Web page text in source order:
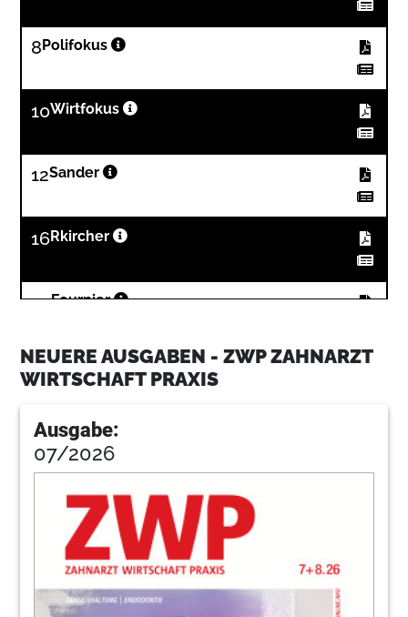
8 Polifokus
10Wirtfokus
12Sander
16Rkircher
22Fournier
26Bischoff
28Drachenfels
Fel
Pfeiffer
NEUERE AUSGABEN - ZWP ZAHNARZT
WIRTSCHAFT PRAXIS
Ausgabe:
07/2026